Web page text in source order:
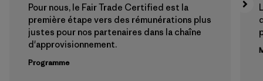
Pour nous, le Fair Trade Certified est la
première étape vers des rémunérations plus
justes pour nos partenaires dans la chaîne
d'approvisionnement.
Programme